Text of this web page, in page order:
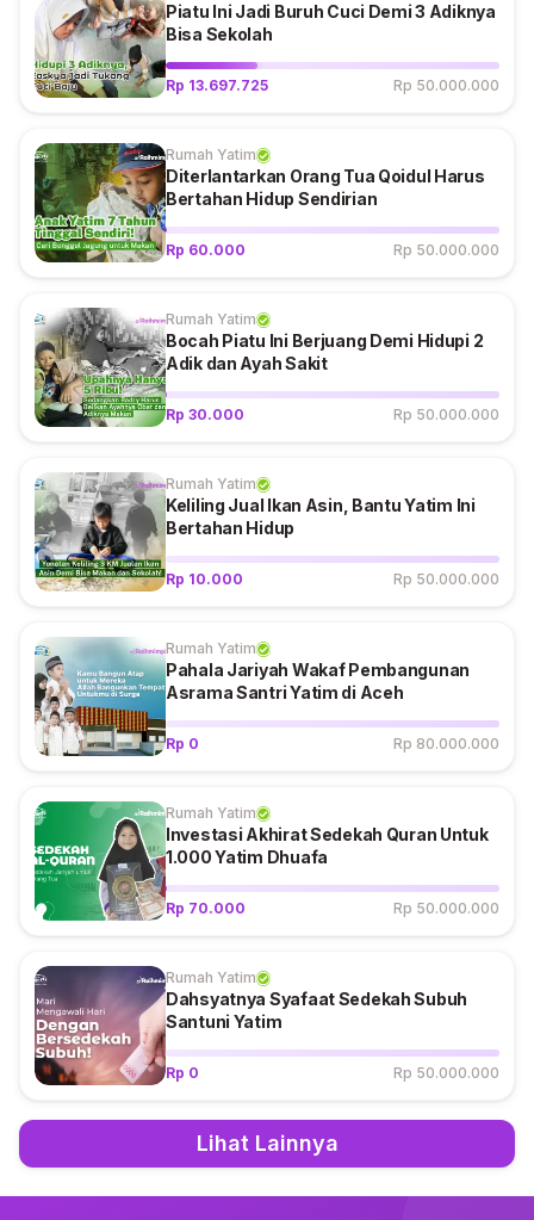
Piatu Ini Jadi Buruh Cuci Demi 3 Adiknya
Bisa Sekolah
Rp 13.697.725 Rp 50.000.000
Rumah Yatim
Diterlantarkan Orang Tua Qoidul Harus
Bertahan Hidup Sendirian
Rp 60.000 Rp 50.000.000
Rumah Yatim
Bocah Piatu Ini Berjuang Demi Hidupi 2
Adik dan Ayah Sakit
Rp 30.000 Rp 50.000.000
Rumah Yatim
Keliling Jual Ikan Asin, Bantu Yatim Ini
Bertahan Hidup
Rp 10.000 Rp 50.000.000
Rumah Yatim
Pahala Jariyah Wakaf Pembangunan
Asrama Santri Yatim di Aceh
Rp 0 Rp 80.000.000
Rumah Yatim
Investasi Akhirat Sedekah Quran Untuk
1.000 Yatim Dhuafa
Rp 70.000 Rp 50.000.000
Rumah Yatim
Dahsyatnya Syafaat Sedekah Subuh
Santuni Yatim
Rp 0 Rp 50.000.000
Lihat Lainnya